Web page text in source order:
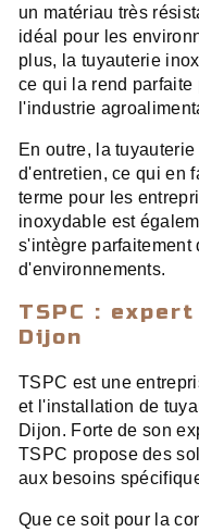
un matériau très
idéal pour les
plus, la tuyauterie
ce qui la rend
l'industrie
En outre, la
d'entretien, ce qui en
terme pour les
inoxydable est
s'intègre parfaitement
d'environnements.
TSPC :
Dijon
TSPC est une
et l'installation de
Dijon. Forte de son
TSPC propose des
aux besoins
Que ce soit pour la